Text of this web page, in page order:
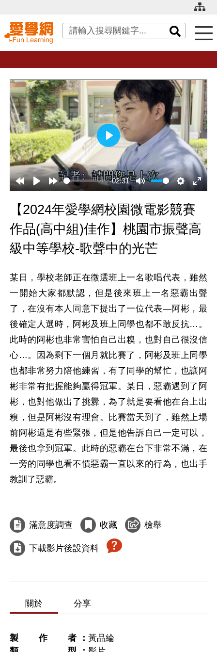
關鍵字搜尋
-02:31
播
放
【2024年愛學網校園微電影競賽
作品(高中組)佳作】桃園市振聲高
級中等學校-歌聲中的光芒
某日，學校老師正在徵選班上一名歌唱代表，雖然
一開始大家都默認，但是後來班上一名惡霸出聲
了，在沒有本人同意下提出了一位代表—阿彬，最
後確定人選時，阿彬及班上同學也都不敢反抗…。
此時的阿彬也非常害怕自己出糗，也對自己很沒信
心…。因為剩下一個月就比賽了，阿彬及班上同學
也都非常努力陪他練習，有了同學的幫忙，也讓阿
彬非常有把握能夠贏得冠軍。某日，惡霸遇到了阿
彬，也對他做出了挑釁，為了就是要看他在台上出
糗，但是阿彬沒有理會。比賽當天到了，雖然上場
前阿彬還是有些緊張，但是他告訴自己一定可以，
最後也拿到冠軍。此時的惡霸在台下非常不滿，在
一旁的同學也看不慣惡霸一直以來的行為，也出手
教訓了惡霸。
滿意度調查 收藏 檢舉
下載影片後設資料
關於 分享
製作者
黃品綸